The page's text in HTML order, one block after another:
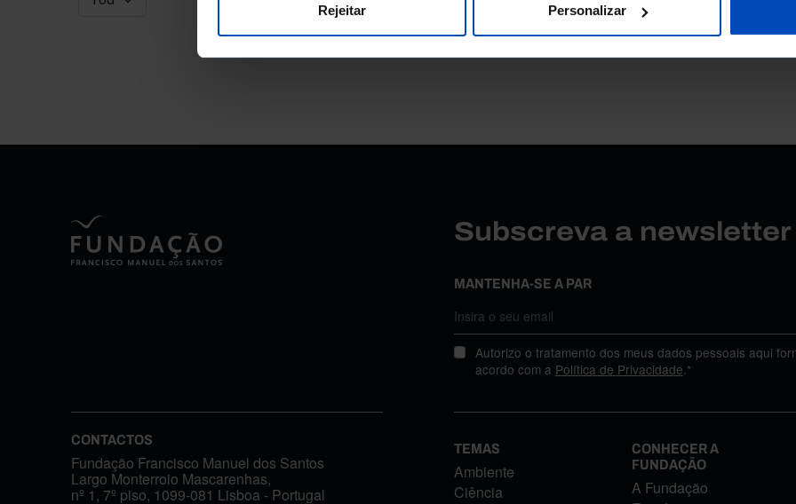
Rejeitar Personalizar
Subscreva a
MANTENHA-SE A PAR
Autorizo o tratamento dos meus dados pessoais aqui
acordo com a Política de Privacidade.*
CONTACTOS
Fundação Francisco Manuel dos Santos
Largo Monterroio Mascarenhas,
nº 1, 7º piso, 1099-081 Lisboa - Portugal
TEMAS
Ambiente
Ciência
CONHECER A
FUNDAÇÃO
A Fundação